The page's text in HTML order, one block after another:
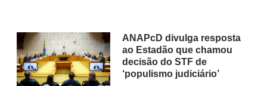
ANAPcD divulga resposta
ao Estadão que chamou
decisão do STF de
‘populismo judiciário’